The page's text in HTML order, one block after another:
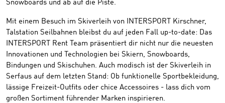
Snowboards und ab auf die Piste.
Mit einem Besuch im Skiverleih von INTERSPORT Kirschner,
Talstation Seilbahnen bleibst du auf jeden Fall up-to-date: Das
INTERSPORT Rent Team präsentiert dir nicht nur die neuesten
Innovationen und Technologien bei Skiern, Snowboards,
Bindungen und Skischuhen. Auch modisch ist der Skiverleih in
Serfaus auf dem letzten Stand: Ob funktionelle Sportbekleidung,
lässige Freizeit-Outfits oder chice Accessoires - lass dich vom
großen Sortiment führender Marken inspirieren.